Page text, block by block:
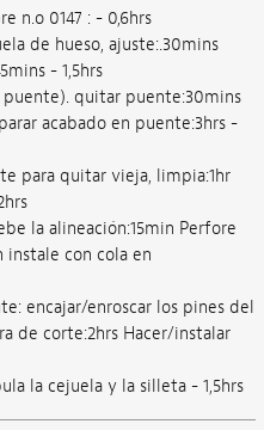
n.o 0147 : - 0,6hrs
de hueso, ajuste:.30mins
- 1,5hrs
quitar puente:30mins
acabado en puente:3hrs -
para quitar vieja, limpia:1hr
la alineación:15min Perfore
instale con cola en
encajar/enroscar los pines del
de corte:2hrs Hacer/instalar
la cejuela y la silleta - 1,5hrs